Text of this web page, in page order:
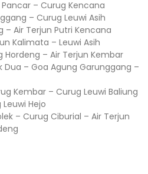
– Curug Kencana
– Curug Leuwi Asih
– Air Terjun Putri Kencana
Kalimata – Leuwi Asih
Hordeng – Air Terjun Kembar
Dua – Goa Agung Garunggang –
Kembar – Curug Leuwi Baliung
Hejo
– Curug Ciburial – Air Terjun